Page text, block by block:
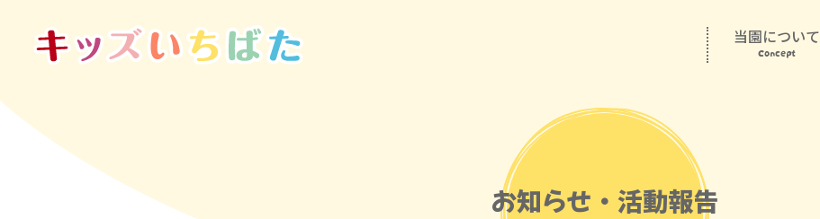
当園について
Concept
お知らせ・活動報告